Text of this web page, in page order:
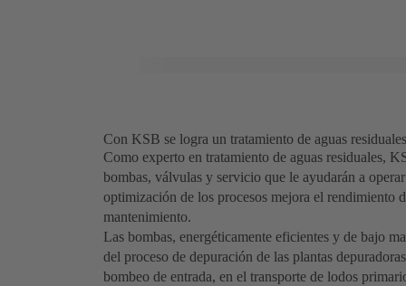
Con KSB se logra un tratamiento de aguas
Como experto en tratamiento de aguas residuales,
bombas, válvulas y servicio que le ayudarán a
optimización de los procesos mejora el rendimiento
mantenimiento.
Las bombas, energéticamente eficientes y de bajo
del proceso de depuración de las plantas
bombeo de entrada, en el transporte de lodos